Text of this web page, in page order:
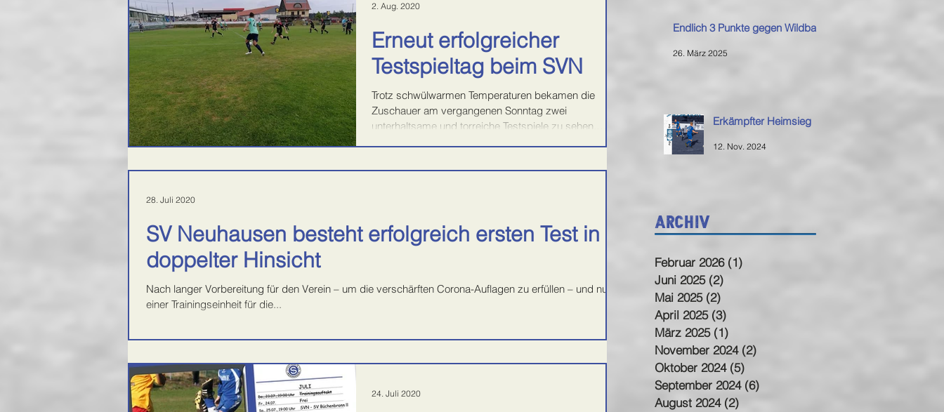
Erneut erfolgreicher
Testspieltag beim SVN
Trotz schwülwarmen Temperaturen bekamen die
Zuschauer am vergangenen Sonntag zwei
unterhaltsame und torreiche Testspiele zu sehen.
2. Aug. 2020
SV Neuhausen besteht erfolgreich ersten Test in
doppelter Hinsicht
Nach langer Vorbereitung für den Verein – um die verschärften Corona-Auflagen zu erfüllen – und nur
einer Trainingseinheit für die...
28. Juli 2020
24. Juli 2020
Endlich 3 Punkte gegen Wildbad
26. März 2025
Erkämpfter Heimsieg
12. Nov. 2024
Archiv
Februar 2026 (1)
Juni 2025 (2)
Mai 2025 (2)
April 2025 (3)
März 2025 (1)
November 2024 (2)
Oktober 2024 (5)
September 2024 (6)
August 2024 (2)